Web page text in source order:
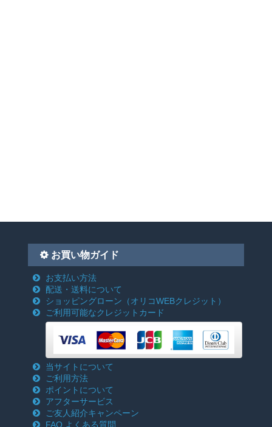
お買い物ガイド
お支払い方法
配送・送料について
ショッピングローン （オリコWEBクレジット）
ご利用可能なクレジットカード
当サイトについて
ご利用方法
ポイントについて
アフターサービス
ご友人紹介キャンペーン
FAQ よくある質問